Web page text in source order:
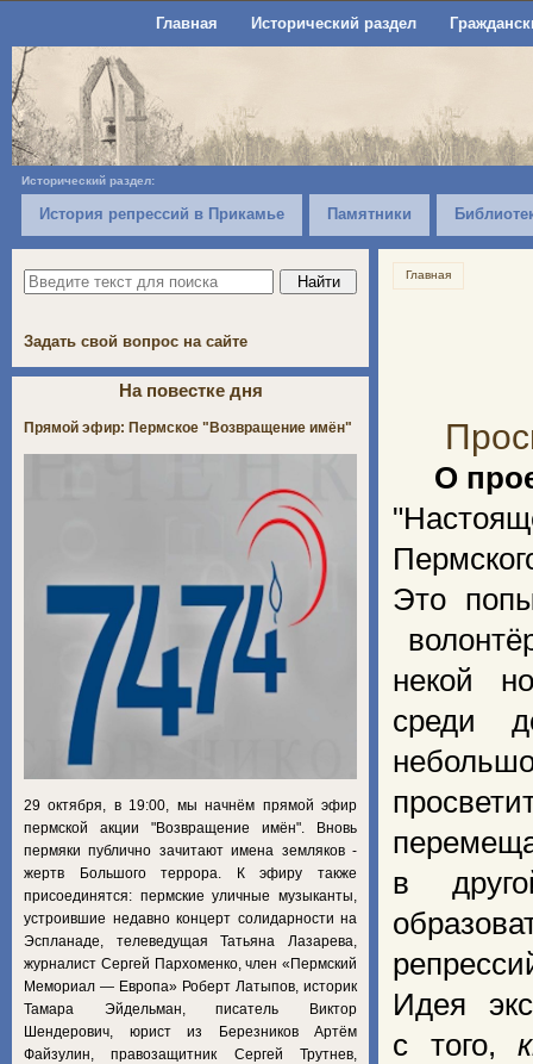
Главная Исторический раздел
Исторический раздел:
История репрессий в Прикамье Памятники
Главная
О
Это
некой
среди
в
Идея
с того,
Задать свой вопрос на сайте
На повестке дня
Прямой эфир: Пермское "Возвращение имён"
29 октября, в 19:00, мы начнём прямой эфир
пермской акции "Возвращение имён". Вновь
пермяки публично зачитают имена земляков -
жертв Большого террора. К эфиру также
присоединятся: пермские уличные музыканты,
устроившие недавно концерт солидарности на
Эспланаде, телеведущая Татьяна Лазарева,
журналист Сергей Пархоменко, член «Пермский
Мемориал — Европа» Роберт Латыпов, историк
Тамара Эйдельман, писатель Виктор
Шендерович, юрист из Березников Артём
Файзулин, правозащитник Сергей Трутнев,